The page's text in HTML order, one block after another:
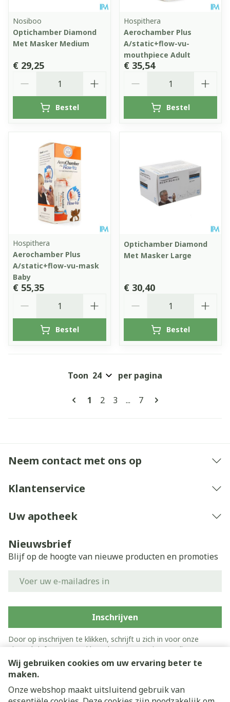
Wij gebruiken cookies om uw ervaring beter te
maken.
Onze webshop maakt uitsluitend gebruik van
Nosiboo
Optichamber Diamond
Met Masker Medium
€ 29,25
Bestel
Hospithera
Aerochamber Plus
A/static+flow-vu-
mouthpiece Adult
€ 35,54
Bestel
Hospithera
Aerochamber Plus
A/static+flow-vu-mask
Baby
€ 55,35
Bestel
Optichamber Diamond
Met Masker Large
€ 30,40
Bestel
Pagina's
U lees momenteel pagina
1 Pagina
2 Pagina
3 ... Pagina
7
Toon per pagina
Neem contact met ons op
Klantenservice
Uw apotheek
Nieuwsbrief
Blijf op de hoogte van nieuwe producten en promoties
Inschrijven
Door op inschrijven te klikken, schrijft u zich in voor onze
nieuwsbrief en gaat u akkoord met onzeprivacy policy.